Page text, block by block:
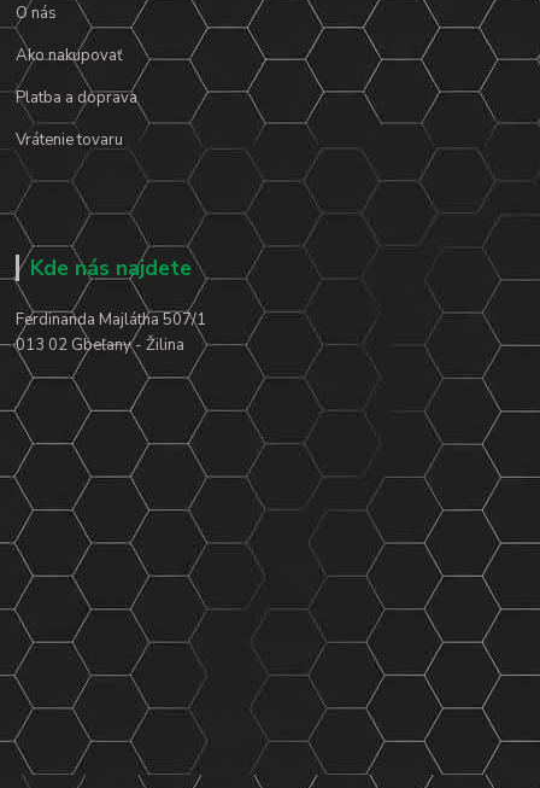
O nás
Ako nakupovať
Platba a doprava
Vrátenie tovaru
Kde nás najdete
Ferdinanda Majlátha 507/1
013 02 Gbeľany - Žilina